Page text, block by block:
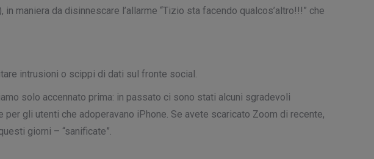
maniera da disinnescare l’allarme “Tizio sta facendo qualcos’altro!!!” che
intrusioni o scippi di dati sul fronte social.
solo accennato prima: in passato ci sono stati alcuni sgradevoli
gli utenti che adoperavano iPhone. Se avete scaricato Zoom di recente,
giorni – “sanificate”.